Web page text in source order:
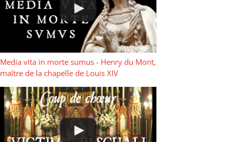
Media vita in morte sumus - Henry du Mont,
maître de la chapelle de Louis XIV